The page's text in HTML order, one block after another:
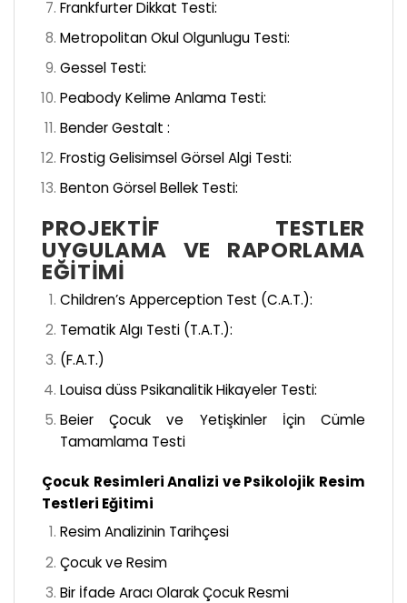
Frankfurter Dikkat Testi:
Metropolitan Okul Olgunlugu Testi:
Gessel Testi:
Peabody Kelime Anlama Testi:
Bender Gestalt :
Frostig Gelisimsel Görsel Algi Testi:
Benton Görsel Bellek Testi:
PROJEKTIF TESTLER
UYGULAMA VE RAPORLAMA
EĞITIMI
Children’s Apperception Test (C.A.T.):
Tematik Algı Testi (T.A.T.):
(F.A.T.)
Louisa düss Psikanalitik Hikayeler Testi:
Beier Çocuk ve Yetişkinler İçin Cümle
Tamamlama Testi
Çocuk Resimleri Analizi ve Psikolojik Resim
Testleri Eğitimi
Resim Analizinin Tarihçesi
Çocuk ve Resim
Bir İfade Aracı Olarak Çocuk Resmi